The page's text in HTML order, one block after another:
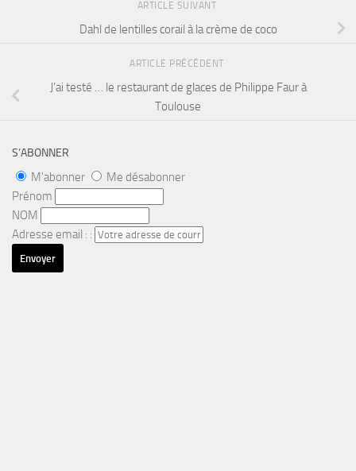
ARTICLE SUIVANT
Dahl de lentilles corail à la crème de coco
ARTICLE PRÉCÉDENT
J’ai testé … le restaurant de glaces de Philippe Faur à
Toulouse
S’ABONNER
M'abonner
Me désabonner
Prénom
NOM
Adresse email : :